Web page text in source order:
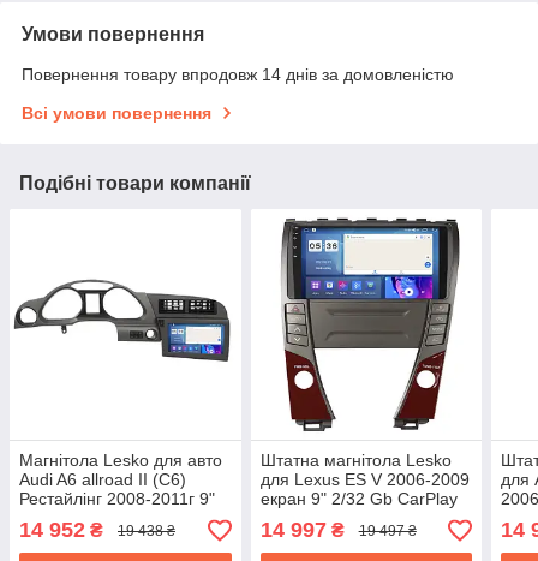
Умови повернення
Повернення товару впродовж 14 днів за домовленістю
Всі умови повернення
Подібні товари компанії
Магнітола Lesko для авто
Audi A6 allroad II (C6)
Рестайлінг 2008-2011г 9"
2/32Gb CarPlay 4G Wi-Fi
GPS Prime
14 952 ₴ 19 438 ₴
Штатна магнітола Lesko
для Lexus ES V 2006-2009
екран 9" 2/32 Gb CarPlay
4G Wi-Fi GPS Prime
14 997₴ 19 497 ₴
для
2/
14